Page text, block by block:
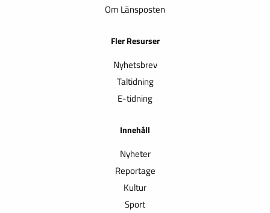
Om Länsposten
Fler Resurser
Nyhetsbrev
Taltidning
E-tidning
Innehåll
Nyheter
Reportage
Kultur
Sport